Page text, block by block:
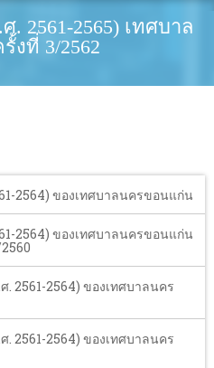
พื้นฐาน
สัมพันธ์
นในสังกัด
ระชาชน
ทศบาล
2561-2565) เทศบาล
งที่ 3/2562
2564) ของเทศบาลนครขอนแก่น
2564) ของเทศบาลนครขอนแก่น
2561-2564) ของเทศบาลนคร
2561-2564) ของเทศบาลนคร